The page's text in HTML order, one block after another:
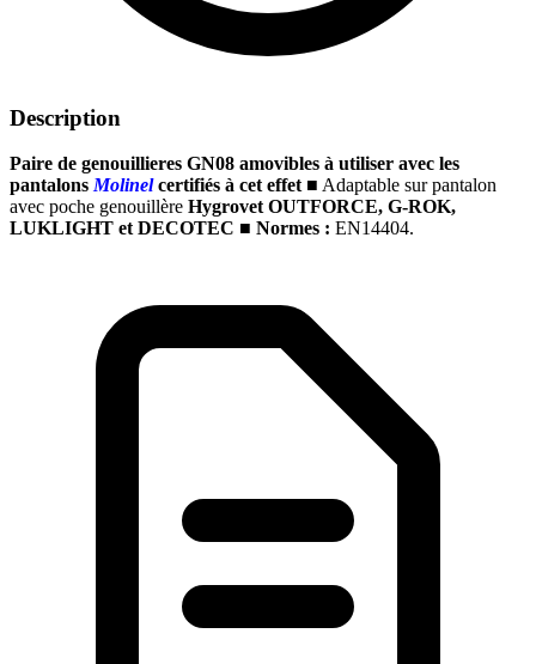
Description
Paire de genouillieres GN08 amovibles à utiliser avec les
pantalons Molinelcertifiés à cet effet ■ Adaptable sur pantalon
avec poche genouillère Hygrovet OUTFORCE, G-ROK,
LUKLIGHT et DECOTEC ■ Normes : EN14404.